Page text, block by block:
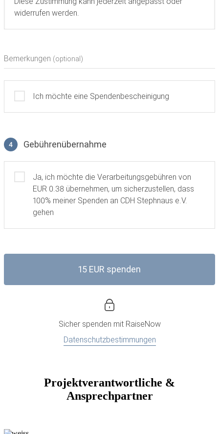
widerrufen werden.
Bemerkungen (optional)
Ich möchte eine Spendenbescheinigung
4 Gebührenübernahme
Ja, ich möchte die Verarbeitungsgebühren von
EUR 0.38 übernehmen, um sicherzustellen, dass
100% meiner Spenden an CDH Stephnaus e.V.
gehen
15 EUR spenden
Sicher spenden mit RaiseNow
Datenschutzbestimmungen
Projektverantwortliche &
Ansprechpartner